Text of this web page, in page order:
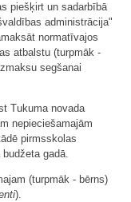
piešķirt un sadarbībā
administrācija"
normatīvajos
atbalstu (turpmāk -
segšanai
Tukuma novada
nepieciešamajām
pirmsskolas
gadā.
(turpmāk - bērns)
).